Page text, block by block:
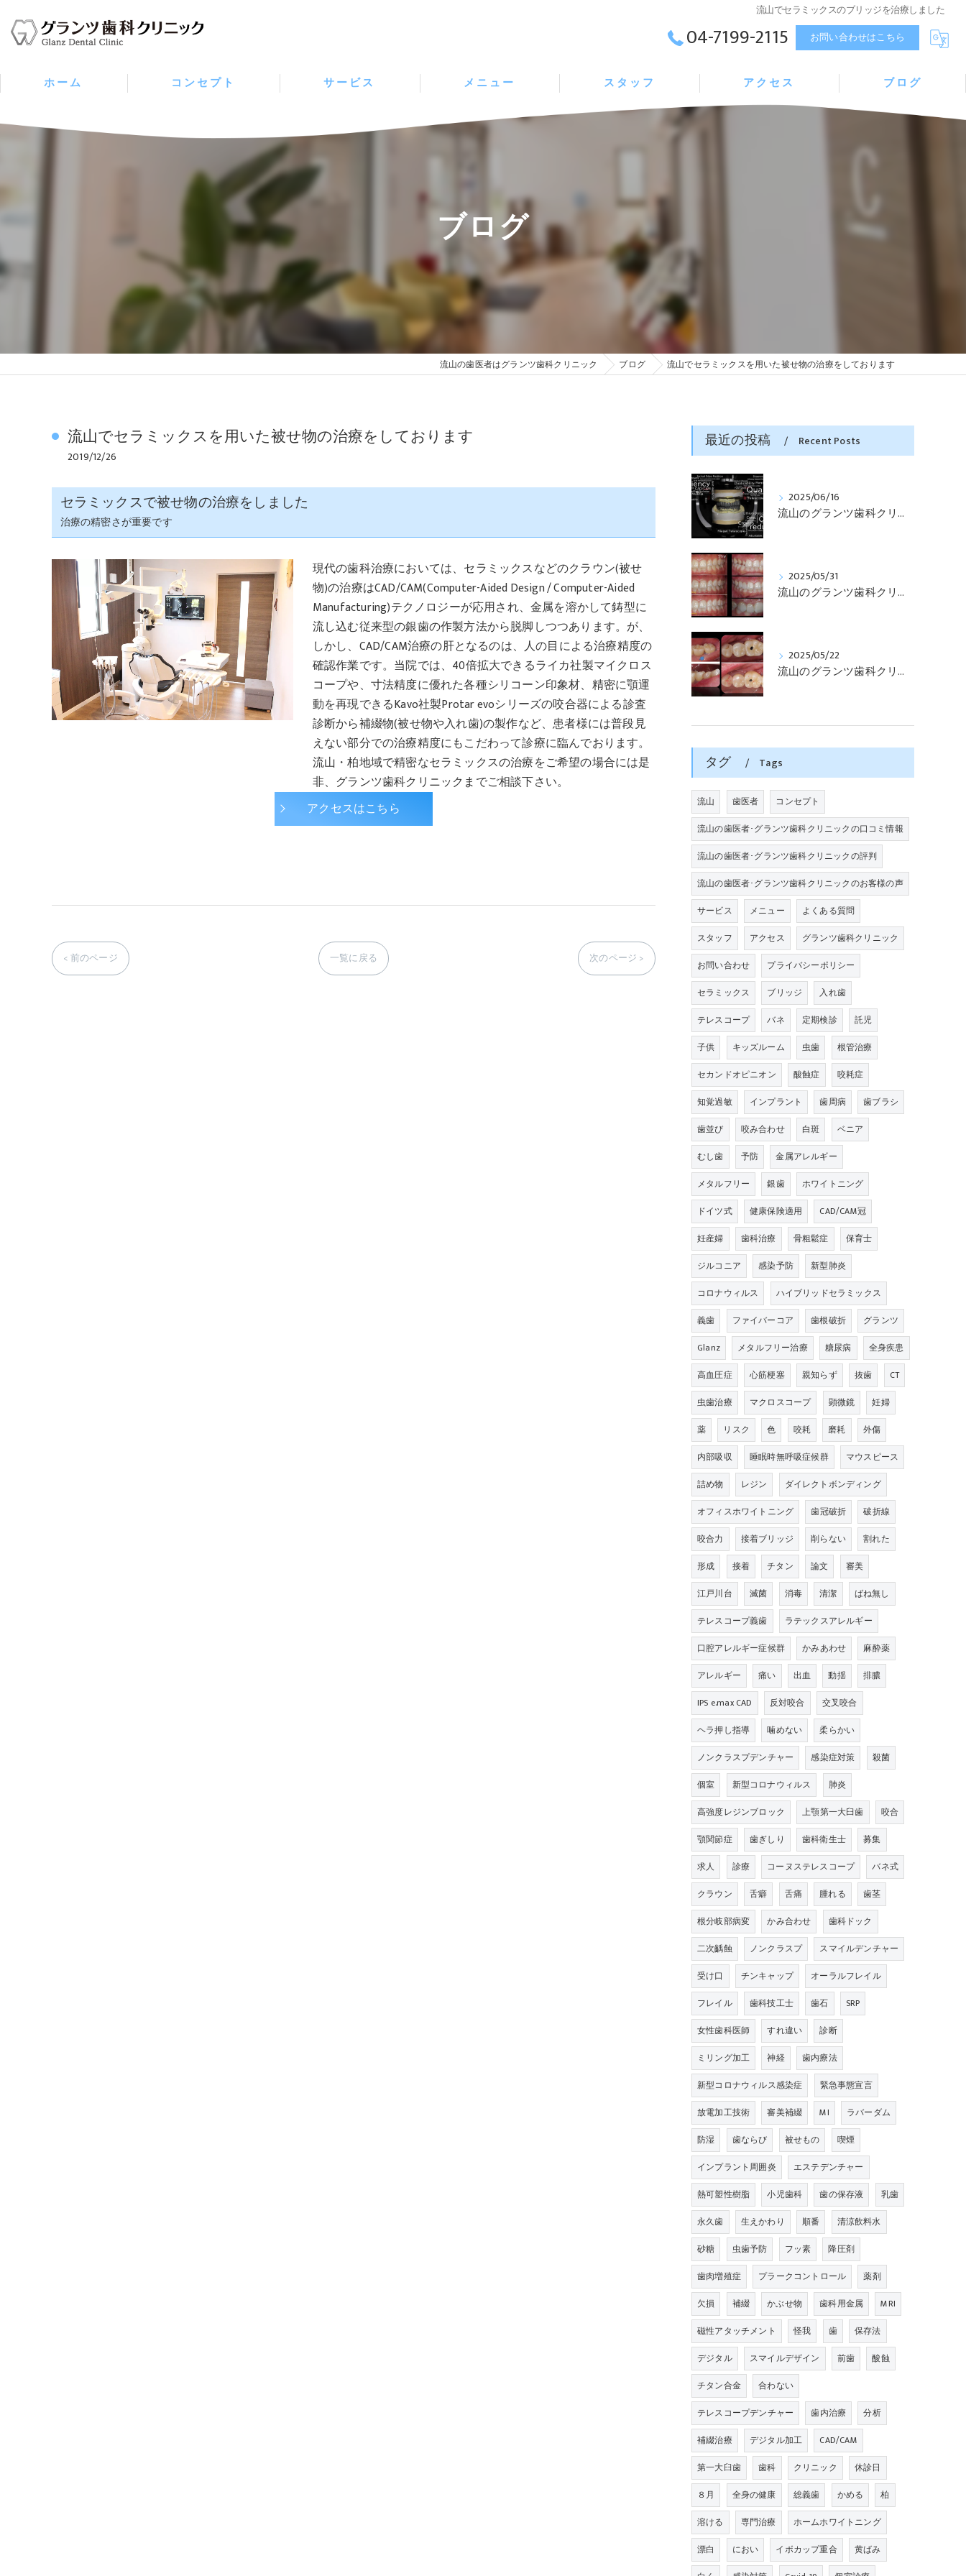
流山でセラミックスのブリッジを治療しました
04-7199-2115 お問い合わせはこちら
ホーム コンセプト サービス メニュー スタッフ アクセス ブログ
ブログ
流山の歯医者はグランツ歯科クリニック ブログ 流山でセラミックスを用いた被せ物の治療をしております
流山でセラミックスを用いた被せ物の治療をしております
2019/12/26
セラミックスで被せ物の治療をしました
治療の精密さが重要です
現代の歯科治療においては、セラミックスなどのクラウン(被せ
物)の治療はCAD/CAM(Computer-Aided Design / Computer-Aided
Manufacturing)テクノロジーが応用され、金属を溶かして鋳型に
流し込む従来型の銀歯の作製方法から脱脚しつつあります。が、
しかし、CAD/CAM治療の肝となるのは、人の目による治療精度の
確認作業です。当院では、40倍拡大できるライカ社製マイクロス
コープや、寸法精度に優れた各種シリコーン印象材、精密に顎運
動を再現できるKavo社製Protar evoシリーズの咬合器による診査
診断から補綴物(被せ物や入れ歯)の製作など、患者様には普段見
えない部分での治療精度にもこだわって診療に臨んでおります。
流山・柏地域で精密なセラミックスの治療をご希望の場合には是
非、グランツ歯科クリニックまでご相談下さい。
アクセスはこちら
< 前のページ 一覧に戻る 次のページ >
最近の投稿 Recent Posts
2025/06/16
流山のグランツ歯科クリニックでは「咬合と審美」に特化した「補綴専門医」による診断・治療が受けられます。
2025/05/31
流山のグランツ歯科クリニックでは「知らない間に銀歯ばっかり」でもホワイトニングとセラミックスの専門治療が受けられます。
2025/05/22
流山のグランツ歯科クリニックでは「歯医者が怖い」方でもインプラントやセラミックスの治療が受けられます。
タグ Tags
流山 歯医者
コンセプト
流山の歯医者･グランツ歯科クリニックの口コミ情報
流山の歯医者･グランツ歯科クリニックの評判
流山の歯医者･グランツ歯科クリニックのお客様の声
サービス
メニュー
よくある質問
スタッフ
アクセス
グランツ歯科クリニック
お問い合わせ
プライバシーポリシー
セラミックス
ブリッジ
入れ歯
テレスコープ
バネ 定期検診
託児
子供
キッズルーム 虫歯
根管治療
セカンドオピニオン
酸蝕症
咬耗症
知覚過敏
インプラント 歯周病
歯ブラシ
歯並び
咬み合わせ 白斑
ベニア
むし歯
予防
金属アレルギー
メタルフリー
銀歯
ホワイトニング
ドイツ式
健康保険適用
CAD/CAM冠
妊産婦
歯科治療 骨粗鬆症
保育士
ジルコニア
感染予防
新型肺炎
コロナウィルス
ハイブリッドセラミックス
義歯
ファイバーコア 歯根破折
グランツ
Glanz
メタルフリー治療 糖尿病
全身疾患
高血圧症
心筋梗塞 親知らず 抜歯
CT
虫歯治療
マクロスコープ 顕微鏡
妊婦
薬
リスク 色 咬耗 磨耗
外傷
内部吸収
睡眠時無呼吸症候群
マウスピース
詰め物
レジン
ダイレクトボンディング
オフィスホワイトニング
歯冠破折
破折線
咬合力
接着ブリッジ 削らない
割れた
形成
接着 チタン 論文
審美
江戸川台
滅菌 消毒 清潔
ばね無し
テレスコープ義歯
ラテックスアレルギー
口腔アレルギー症候群
かみあわせ
麻酔薬
アレルギー
痛い 出血 動揺
排膿
IPS e.max CAD
反対咬合
交叉咬合
ヘラ押し指導
噛めない
柔らかい
ノンクラスプデンチャー
感染症対策
殺菌
個室
新型コロナウィルス
肺炎
高強度レジンブロック
上顎第一大臼歯
咬合
顎関節症
歯ぎしり 歯科衛生士
募集
求人
診療 コーヌステレスコープ
バネ式
クラウン
舌癖 舌痛 腫れる
歯茎
根分岐部病変
かみ合わせ
歯科ドック
二次齲蝕
ノンクラスプ
スマイルデンチャー
受け口
チンキャップ
オーラルフレイル
フレイル
歯科技工士 歯石
SRP
女性歯科医師
すれ違い
診断
ミリング加工
神経
歯内療法
新型コロナウィルス感染症
緊急事態宣言
放電加工技術
審美補綴 MI
ラバーダム
防湿
歯ならび 被せもの
喫煙
インプラント周囲炎
エステデンチャー
熱可塑性樹脂
小児歯科 歯の保存液
乳歯
永久歯
生えかわり 順番
清涼飲料水
砂糖
虫歯予防 フッ素
降圧剤
歯肉増殖症
プラークコントロール
薬剤
欠損
補綴 かぶせ物 歯科用金属
MRI
磁性アタッチメント
怪我 歯
保存法
デジタル
スマイルデザイン 前歯
酸蝕
チタン合金
合わない
テレスコープデンチャー
歯内治療
分析
補綴治療
デジタル加工
CAD/CAM
第一大臼歯
歯科 クリニック
休診日
８月
全身の健康 総義歯 かめる
柏
溶ける
専門治療
ホームホワイトニング
漂白
におい イボカップ重合
黄ばみ